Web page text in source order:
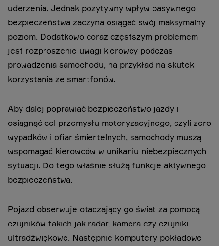
uderzenia. Jednak pozytywny wpływ pasywnego
bezpieczeństwa zaczyna osiągać swój maksymalny
poziom. Dodatkowo coraz częstszym problemem
jest rozproszenie uwagi kierowcy podczas
prowadzenia samochodu, na przykład na skutek
korzystania ze smartfonów.
Aby dalej poprawiać bezpieczeństwo jazdy i
osiągnąć cel przemysłu motoryzacyjnego, czyli zero
wypadków i ofiar śmiertelnych, samochody muszą
wspomagać kierowców w unikaniu niebezpiecznych
sytuacji. Do tego właśnie służą funkcje aktywnego
bezpieczeństwa.
Pojazd obserwuje otaczający go świat za pomocą
czujników takich jak radar, kamera czy czujniki
ultradźwiękowe. Następnie komputery pokładowe